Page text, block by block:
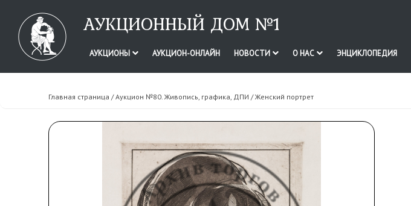
АУКЦИОННЫЙ ДОМ №1
АУКЦИОНЫ АУКЦИОН-ОНЛАЙН НОВОСТИ О НАС ЭНЦИКЛОПЕДИЯ
Главная страница /Аукцион №80. Живопись, графика, ДПИ / Женский портрет